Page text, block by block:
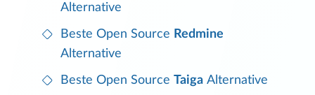
Alternative
Beste Open Source Redmine
Alternative
Beste Open Source Taiga Alternative